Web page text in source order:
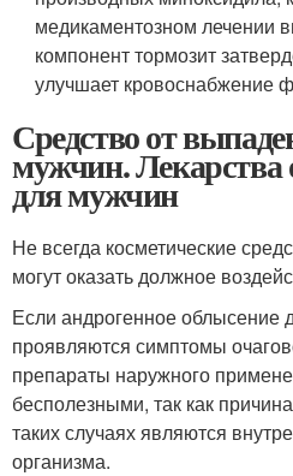
медикаментозном лечении
компонент тормозит
улучшает кровоснабжение
Средство от
мужчин. Лекарства
для мужчин
Не всегда косметические
могут оказать должное
Если андрогенное облысение
проявляются симптомы
препараты наружного
бесполезными, так как
таких случаях являются
организма.